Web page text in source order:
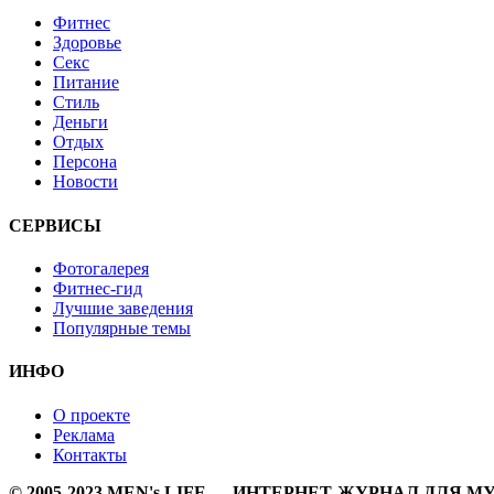
Фитнес
Здоровье
Секс
Питание
Стиль
Деньги
Отдых
Персона
Новости
СЕРВИСЫ
Фотогалерея
Фитнес-гид
Лучшие заведения
Популярные темы
ИНФО
О проекте
Реклама
Контакты